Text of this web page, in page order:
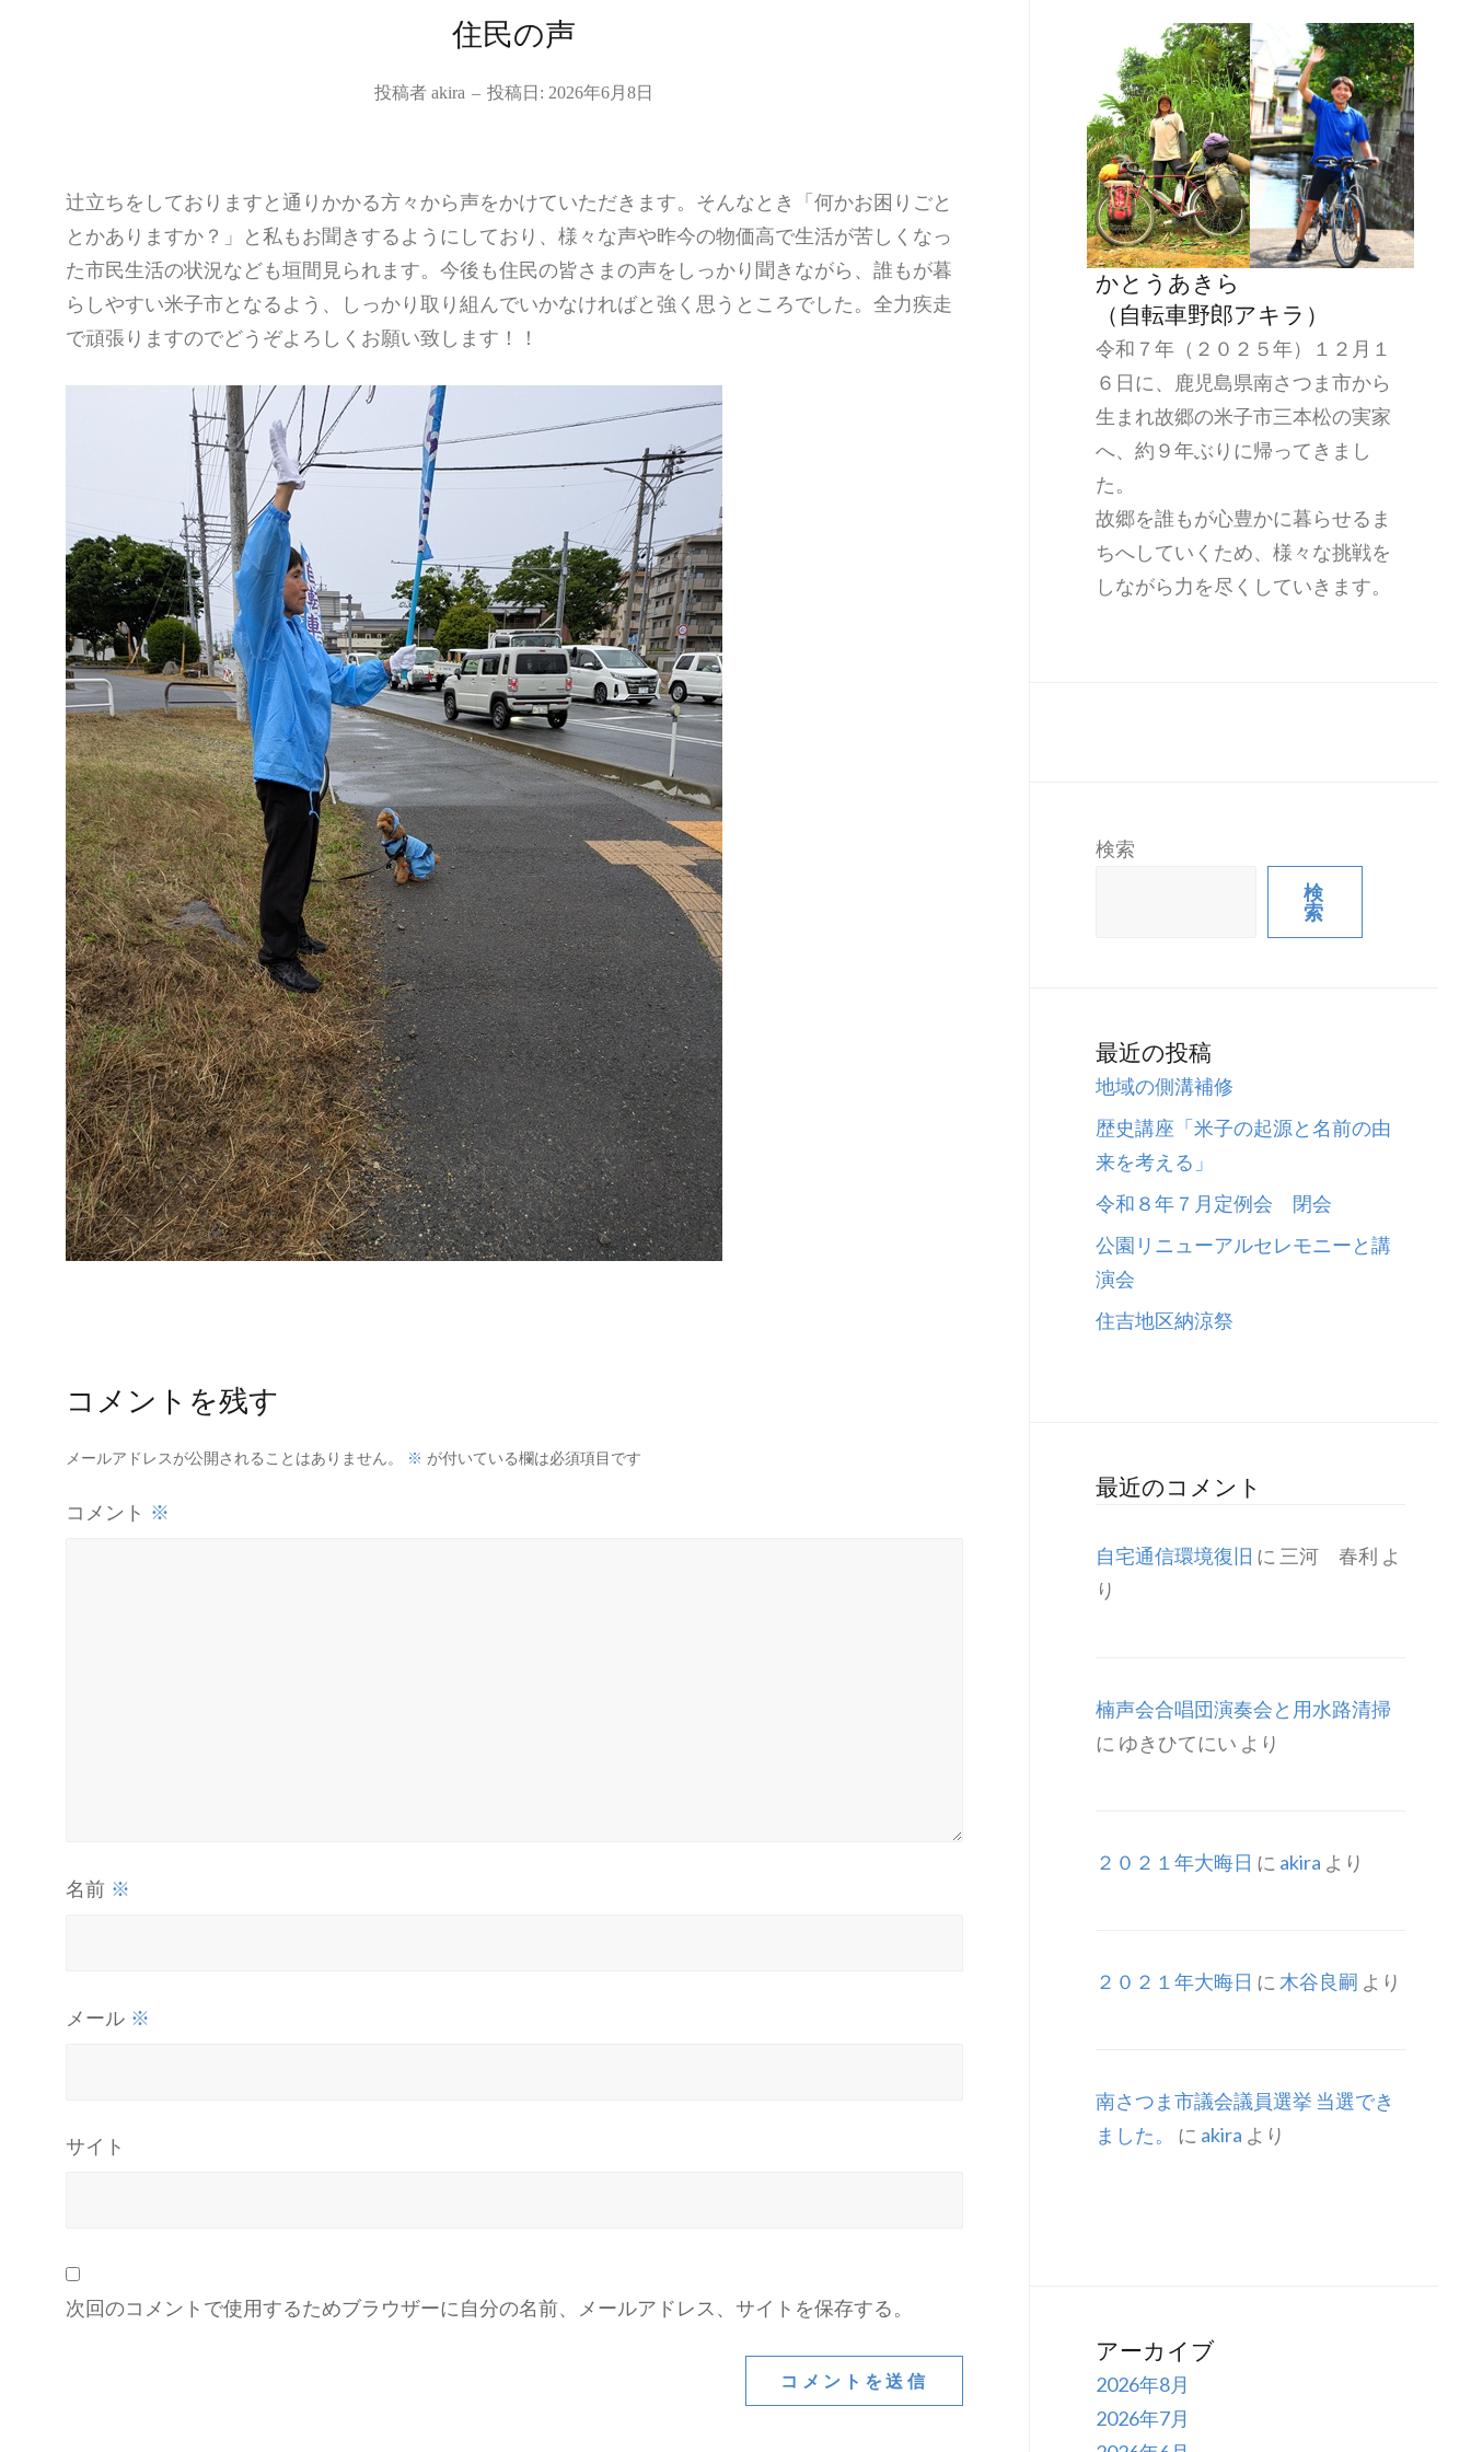
住民の声
投稿者akira – 投稿日: 2026年6月8日
辻立ちをしておりますと通りかかる方々から声をかけていただきます。そんなとき「何かお困りごと
とかありますか？」と私もお聞きするようにしており、様々な声や昨今の物価高で生活が苦しくなっ
た市民生活の状況なども垣間見られます。今後も住民の皆さまの声をしっかり聞きながら、誰もが暮
らしやすい米子市となるよう、しっかり取り組んでいかなければと強く思うところでした。全力疾走
で頑張りますのでどうぞよろしくお願い致します！！
コメントを残す
メールアドレスが公開されることはありません。 ※ が付いている欄は必須項目です
コメント ※
名前 ※
メール ※
サイト
次回のコメントで使用するためブラウザーに自分の名前、メールアドレス、サイトを保存する。
かとうあきら
（自転車野郎アキラ）
令和７年（２０２５年）１２月１
６日に、鹿児島県南さつま市から
生まれ故郷の米子市三本松の実家
へ、約９年ぶりに帰ってきまし
た。
故郷を誰もが心豊かに暮らせるま
ちへしていくため、様々な挑戦を
しながら力を尽くしていきます。
検索
検
索
最近の投稿
地域の側溝補修
歴史講座「米子の起源と名前の由
来を考える」
令和８年７月定例会 閉会
公園リニューアルセレモニーと講
演会
住吉地区納涼祭
最近のコメント
自宅通信環境復旧 に 三河 春利 よ
り
楠声会合唱団演奏会と用水路清掃
に ゆきひてにい より
２０２１年大晦日 に akira より
２０２１年大晦日 に 木谷良嗣 より
南さつま市議会議員選挙 当選でき
ました。
に akira より
アーカイブ
2026年8月
2026年7月